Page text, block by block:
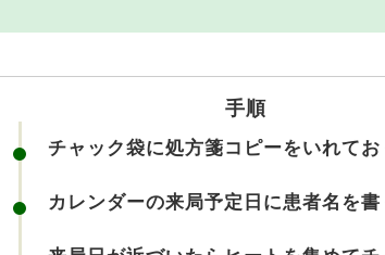
手順
チャック袋に処方箋コピーをいれてお
カレンダーの来局予定日に患者名を書